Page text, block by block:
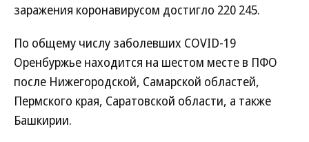
заражения коронавирусом достигло 220 245.
По общему числу заболевших COVID-19
Оренбуржье находится на шестом месте в ПФО
после Нижегородской, Самарской областей,
Пермского края, Саратовской области, а также
Башкирии.